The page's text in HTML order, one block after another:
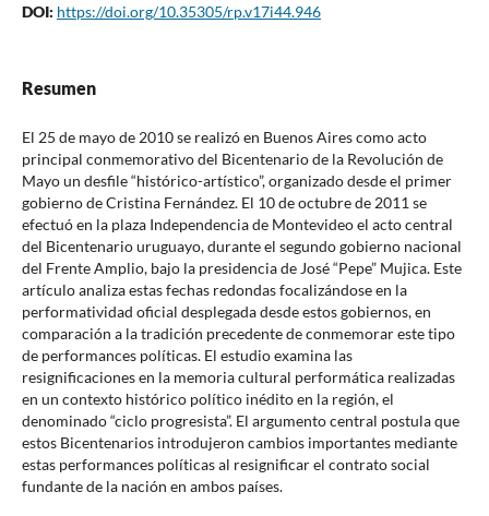
DOI: https://doi.org/10.35305/rp.v17i44.946
Resumen
El 25 de mayo de 2010 se realizó en Buenos Aires como acto
principal conmemorativo del Bicentenario de la Revolución de
Mayo un desfile “histórico-artístico”, organizado desde el primer
gobierno de Cristina Fernández. El 10 de octubre de 2011 se
efectuó en la plaza Independencia de Montevideo el acto central
del Bicentenario uruguayo, durante el segundo gobierno nacional
del Frente Amplio, bajo la presidencia de José “Pepe” Mujica. Este
artículo analiza estas fechas redondas focalizándose en la
performatividad oficial desplegada desde estos gobiernos, en
comparación a la tradición precedente de conmemorar este tipo
de performances políticas. El estudio examina las
resignificaciones en la memoria cultural performática realizadas
en un contexto histórico político inédito en la región, el
denominado “ciclo progresista”. El argumento central postula que
estos Bicentenarios introdujeron cambios importantes mediante
estas performances políticas al resignificar el contrato social
fundante de la nación en ambos países.